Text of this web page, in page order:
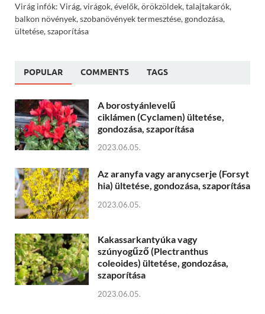
Virág infók: Virág, virágok, évelők, örökzöldek, talajtakarók,
balkon növények, szobanövények termesztése, gondozása,
ültetése, szaporítása
POPULAR COMMENTS TAGS
A borostyánlevelű
ciklámen (Cyclamen) ültetése,
gondozása, szaporítása
2023.06.05.
Az aranyfa vagy aranycserje (Forsyt
hia) ültetése, gondozása, szaporítása
2023.06.05.
Kakassarkantyúka vagy
szúnyogűző (Plectranthus
coleoides) ültetése, gondozása,
szaporítása
2023.06.05.